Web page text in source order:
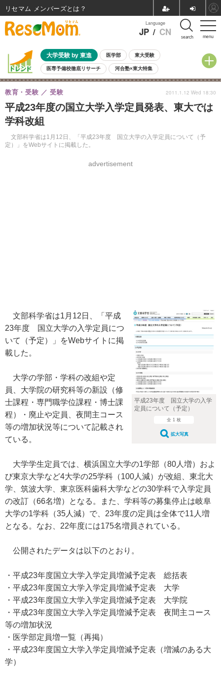
menu
Language
JP / CN search
大学受験 by 東進 医学部 東大受験
医専予備校徹底リサーチ 河合塾×東大特集
親子で考える大学選び 高校受験 中学受験 小学校受験
共通テスト 夏休み
8月開催イベント・WS 全国公立高校 過去問 人気記事
自由研究教材（小学生向け）
平成23年度の国立大学入学定員発表、東大では
学科改組
文部科学省は1月12日、「平成23年度 国立大学の入学定員について（予
定）」をWebサイトに掲載した。
教育・受験 受験
advertisement
2011.1.12 Wed 18:30
平成23年度 国立大学の入学
定員について（予定）
全 1 枚
拡大写真
文部科学省は1月12日、「平成
23年度 国立大学の入学定員につ
いて（予定）」をWebサイトに掲
載した。
大学の学部・学科の改組や定
員、大学院の研究科等の新設（修
士課程・専門職学位課程・博士課
程）・廃止や定員、夜間主コース
等の増加状況等について記載され
ている。
大学学生定員では、横浜国立大学の1学部（80人増）およ
び東京大学など4大学の25学科（100人減）が改組、東北大
学、筑波大学、東京医科歯科大学などの30学科で入学定員
の改訂（66名増）となる。また、学科等の募集停止は岐阜
大学の1学科（35人減）で、23年度の定員は全体で11人増
となる。なお、22年度には175名増員されている。
公開されたデータは以下のとおり。
・平成23年度国立大学入学定員増減予定表 総括表
・平成23年度国立大学入学定員増減予定表 大学
・平成23年度国立大学入学定員増減予定表 大学院
・平成23年度国立大学入学定員増減予定表 夜間主コース
等の増加状況
・医学部定員増一覧（再掲）
・平成23年度国立大学入学定員増減予定表（増減のある大
学）
リセマム メンバーズ